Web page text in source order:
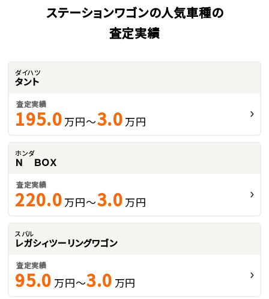
ステーションワゴンの人気車種の
査定実績
ダイハツ
タント
査定実績
195.0 万円～3.0 万円
ホンダ
Ｎ ＢＯＸ
査定実績
220.0 万円～3.0 万円
スバル
レガシィツーリングワゴン
査定実績
95.0 万円～3.0 万円